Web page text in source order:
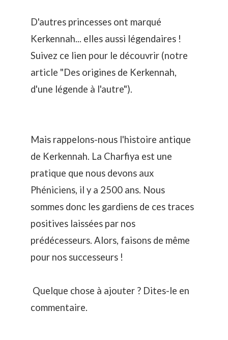
D'autres princesses ont marqué
Kerkennah... elles aussi légendaires !
Suivez ce lien pour le découvrir (notre
article "Des origines de Kerkennah,
d'une légende à l'autre").
Mais rappelons-nous l'histoire antique
de Kerkennah. La Charfiya est une
pratique que nous devons aux
Phéniciens, il y a 2500 ans. Nous
sommes donc les gardiens de ces traces
positives laissées par nos
prédécesseurs. Alors, faisons de même
pour nos successeurs !
Quelque chose à ajouter ? Dites-le en
commentaire.